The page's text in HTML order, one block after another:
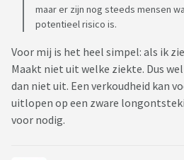
maar er zijn nog steeds mensen
potentieel risico is.
Voor mij is het heel simpel: als ik
Maakt niet uit welke ziekte. Dus
dan niet uit. Een verkoudheid kan
uitlopen op een zware
voor nodig.